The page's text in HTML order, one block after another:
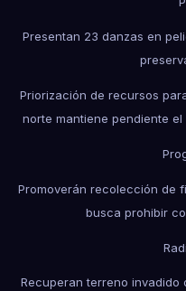
Presentan 23 danzas en
Priorización de recursos
norte mantiene pendiente
Promoverán recolección de
busca prohibir
Recuperan terreno